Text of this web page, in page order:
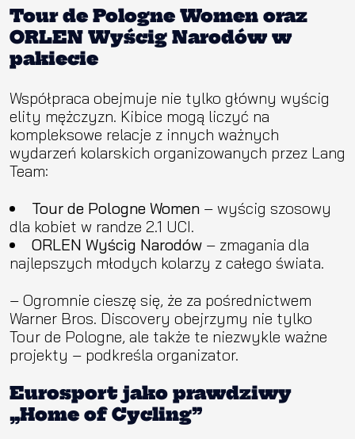
Tour de Pologne Women oraz
ORLEN Wyścig Narodów w
pakiecie
Współpraca obejmuje nie tylko główny wyścig
elity mężczyzn. Kibice mogą liczyć na
kompleksowe relacje z innych ważnych
wydarzeń kolarskich organizowanych przez Lang
Team:
Tour de Pologne Women– wyścig szosowy
dla kobiet w randze 2.1 UCI.
ORLEN Wyścig Narodów– zmagania dla
najlepszych młodych kolarzy z całego świata.
– Ogromnie cieszę się, że za pośrednictwem
Warner Bros. Discovery obejrzymy nie tylko
Tour de Pologne, ale także te niezwykle ważne
projekty – podkreśla organizator.
Eurosport jako prawdziwy
„Home of Cycling”